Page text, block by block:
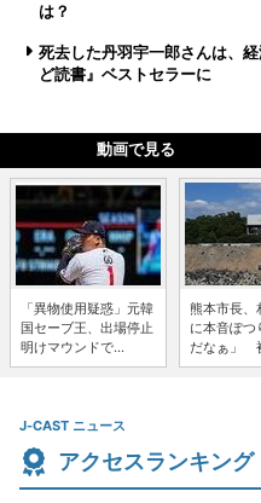
は？
死去した丹羽宇一郎さんは、
ど読書』ベストセラーに
動画で見る
「異物使用疑惑」元韓
国セーブ王、出場停止
明けマウンドで...
熊本市長、
に本音ぽつ
だなぁ」
J-CAST ニュース
アクセスランキング